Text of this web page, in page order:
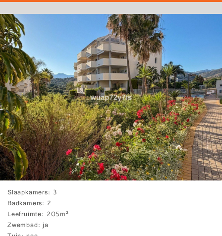
Slaapkamers 3
Badkamers 2
Leefruimte 205m²
Zwembad ja